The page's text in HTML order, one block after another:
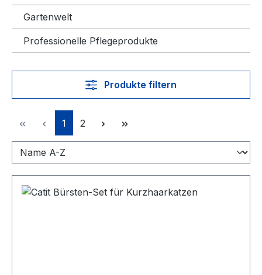
Gartenwelt
Professionelle Pflegeprodukte
Produkte filtern
Seite
1 Seite
2